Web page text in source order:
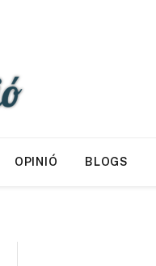
OPINIÓ BLOGS